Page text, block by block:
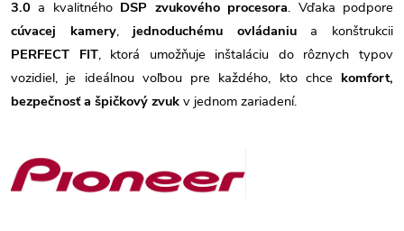
3.0 a kvalitného DSP zvukového procesora. Vďaka podpore
cúvacej kamery,jednoduchému ovládaniua konštrukcii
PERFECT FIT, ktorá umožňuje inštaláciu do rôznych typov
vozidiel, je ideálnou voľbou pre každého, kto chce komfort,
bezpečnosť a špičkový zvuk v jednom zariadení.